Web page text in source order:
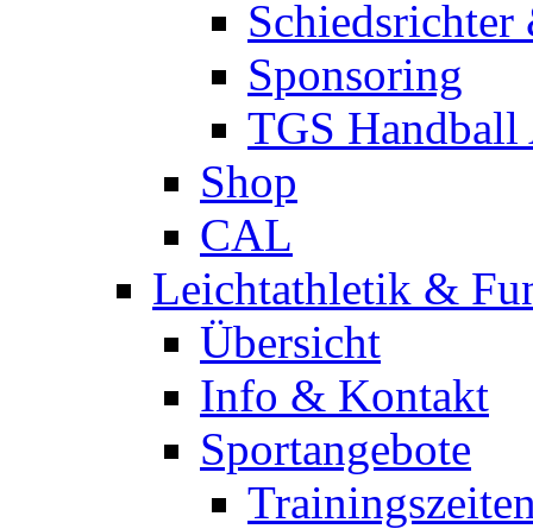
Schiedsrichter
Sponsoring
TGS Handball
Shop
CAL
Leichtathletik &
Übersicht
Info & Kontakt
Sportangebote